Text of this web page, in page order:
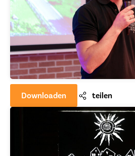
Downloaden teilen